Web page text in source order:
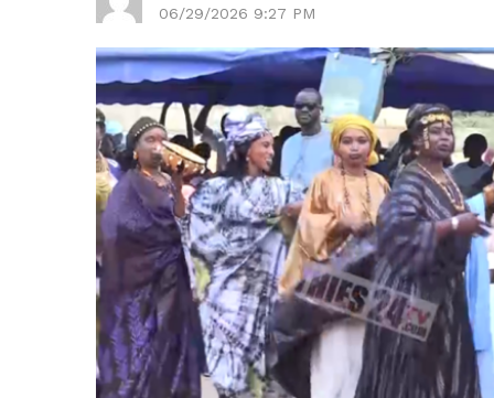
06/29/2026 9:27 PM